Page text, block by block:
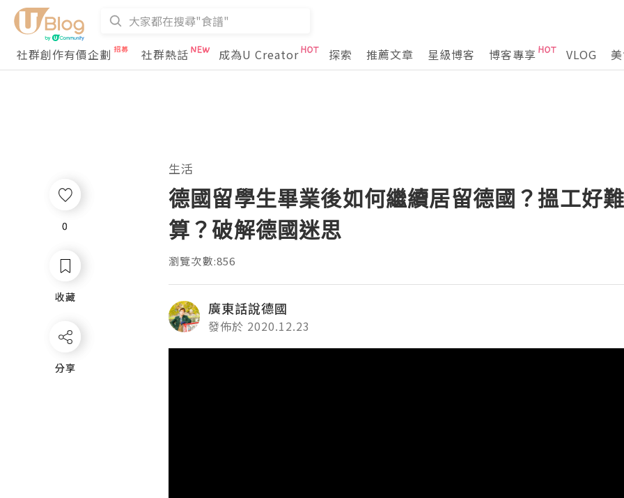
社群創作有價企劃
社群熱話 成為U Creator 探索 推薦文章 星級博客 博客專享 VLOG
0
收藏
分享
生活
德國留學生畢業後如何繼續居留德國？搵工好
算？破解德國迷思
瀏覽次數:856
廣東話說德國
發佈於 2020.12.23
0
收藏
分享